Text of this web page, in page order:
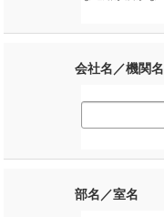
会社名／機関名
部名／室名